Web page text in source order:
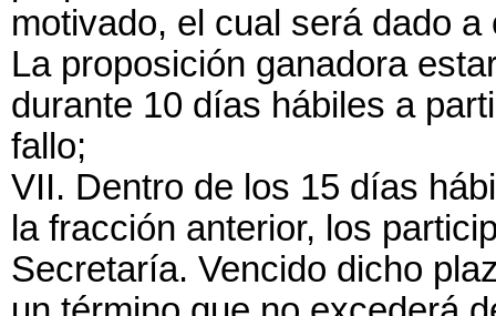
motivado, el cual será dado
La proposición ganadora
durante 10 días hábiles a
fallo;
VII. Dentro de los 15 días
la fracción anterior, los
Secretaría. Vencido dicho